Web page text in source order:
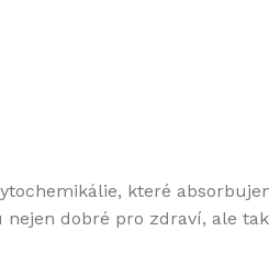
které
nejen dobré pro zdraví, ale